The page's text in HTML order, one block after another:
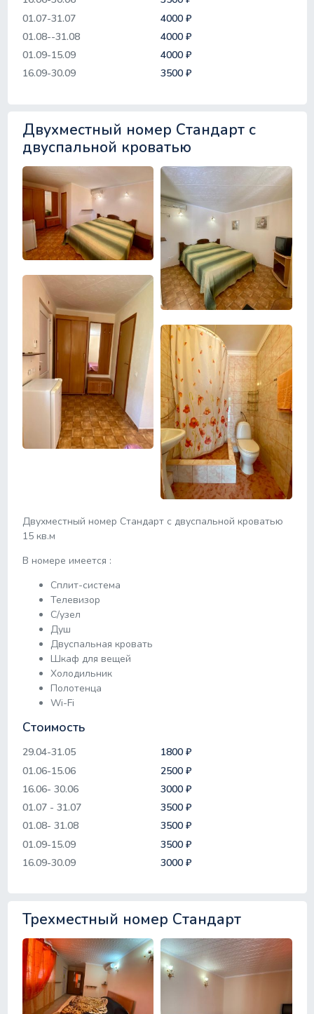
01.07-31.07
4000 ₽
01.08--31.08
4000 ₽
01.09-15.09
4000 ₽
16.09-30.09
3500 ₽
Двухместный номер Стандарт с
двуспальной кроватью
Двухместный номер Стандарт с двуспальной кроватью
15 кв.м
В номере имеется :
Сплит-система
Телевизор
С/узел
Душ
Двуспальная кровать
Шкаф для вещей
Холодильник
Полотенца
Wi-Fi
Стоимость
29.04-31.05
1800 ₽
01.06-15.06
2500 ₽
16.06- 30.06
3000 ₽
01.07 - 31.07
3500 ₽
01.08- 31.08
3500 ₽
01.09-15.09
3500 ₽
16.09-30.09
3000 ₽
Трехместный номер Стандарт